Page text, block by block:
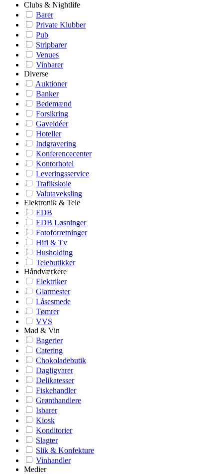
Clubs & Nightlife
Barer
Private Klubber
Pub
Stripbarer
Venues
Vinbarer
Diverse
Auktioner
Banker
Bedemænd
Forsikring
Gaveidéer
Hoteller
Indgravering
Konferencecenter
Kontorhotel
Leveringsservice
Trafikskole
Valutaveksling
Elektronik & Tele
EDB
EDB Løsninger
Fotoforretninger
Hifi & Tv
Husholding
Telebutikker
Håndværkere
Elektriker
Glarmester
Låsesmede
Tømrer
VVS
Mad & Vin
Bagerier
Catering
Chokoladebutik
Dagligvarer
Delikatesser
Fiskehandler
Grønthandlere
Isbarer
Kiosk
Konditorier
Slagter
Slik & Konfekture
Vinhandler
Medier